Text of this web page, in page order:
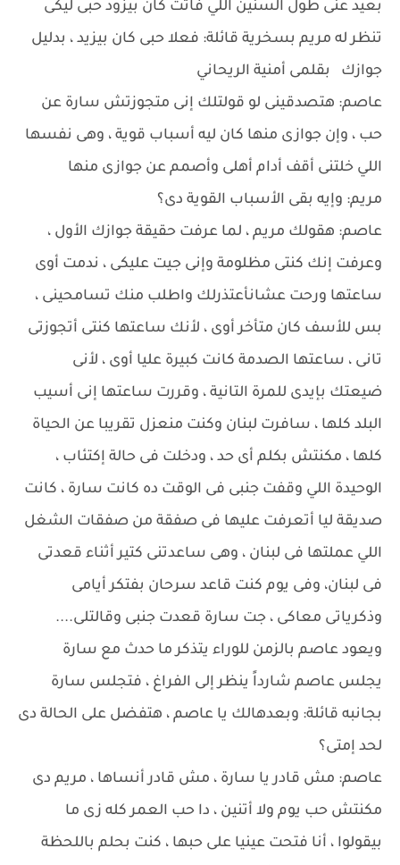
بعيد عنى طول السنين اللي فاتت كان بيزود حبى ليكى
تنظر له مريم بسخرية قائلة: فعلا حبى كان بيزيد ، بدليل
جوازك بقلمى أمنية الريحاني
عاصم: هتصدقينى لو قولتلك إنى متجوزتش سارة عن
حب ، وإن جوازى منها كان ليه أسباب قوية ، وهى نفسها
اللي خلتنى أقف أدام أهلى وأصمم عن جوازى منها
مريم: وإيه بقى الأسباب القوية دى؟
عاصم: هقولك مريم ، لما عرفت حقيقة جوازك الأول ،
وعرفت إنك كنتى مظلومة وإنى جيت عليكى ، ندمت أوى
ساعتها ورحت عشانأعتذرلك واطلب منك تسامحينى ،
بس للأسف كان متأخر أوى ، لأنك ساعتها كنتى أتجوزتى
تانى ، ساعتها الصدمة كانت كبيرة عليا أوى ، لأنى
ضيعتك بإيدى للمرة التانية ، وقررت ساعتها إنى أسيب
البلد كلها ، سافرت لبنان وكنت منعزل تقريبا عن الحياة
كلها ، مكنتش بكلم أى حد ، ودخلت فى حالة إكتئاب ،
الوحيدة اللي وقفت جنبى فى الوقت ده كانت سارة ، كانت
صديقة ليا أتعرفت عليها فى صفقة من صفقات الشغل
اللي عملتها فى لبنان ، وهى ساعدتنى كتير أثناء قعدتى
فى لبنان، وفى يوم كنت قاعد سرحان بفتكر أيامى
وذكرياتى معاكى ، جت سارة قعدت جنبى وقالتلى....
ويعود عاصم بالزمن للوراء يتذكر ما حدث مع سارة
يجلس عاصم شارداً ينظر إلى الفراغ ، فتجلس سارة
بجانبه قائلة: وبعدهالك يا عاصم ، هتفضل على الحالة دى
لحد إمتى؟
عاصم: مش قادر يا سارة ، مش قادر أنساها ، مريم دى
مكنتش حب يوم ولا أتنين ، دا حب العمر كله زى ما
بيقولوا ، أنا فتحت عينيا على حبها ، كنت بحلم باللحظة